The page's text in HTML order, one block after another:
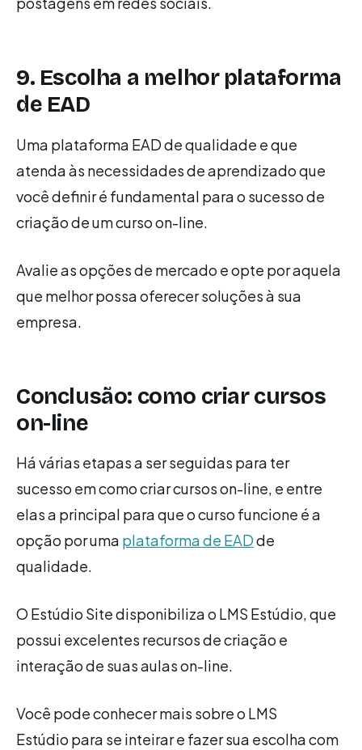
9. Escolha a melhor plataforma
de EAD
Uma plataforma EAD de qualidade e que
atenda às necessidades de aprendizado que
você definir é fundamental para o sucesso de
criação de um curso on-line.
Avalie as opções de mercado e opte por aquela
que melhor possa oferecer soluções à sua
empresa.
Conclusão: como criar cursos
on-line
Há várias etapas a ser seguidas para ter
sucesso em como criar cursos on-line, e entre
elas a principal para que o curso funcione é a
opção por uma plataforma de EADde
qualidade.
O Estúdio Site disponibiliza o LMS Estúdio, que
possui excelentes recursos de criação e
interação de suas aulas on-line.
Você pode conhecer mais sobre o LMS
Estúdio para se inteirar e fazer sua escolha com